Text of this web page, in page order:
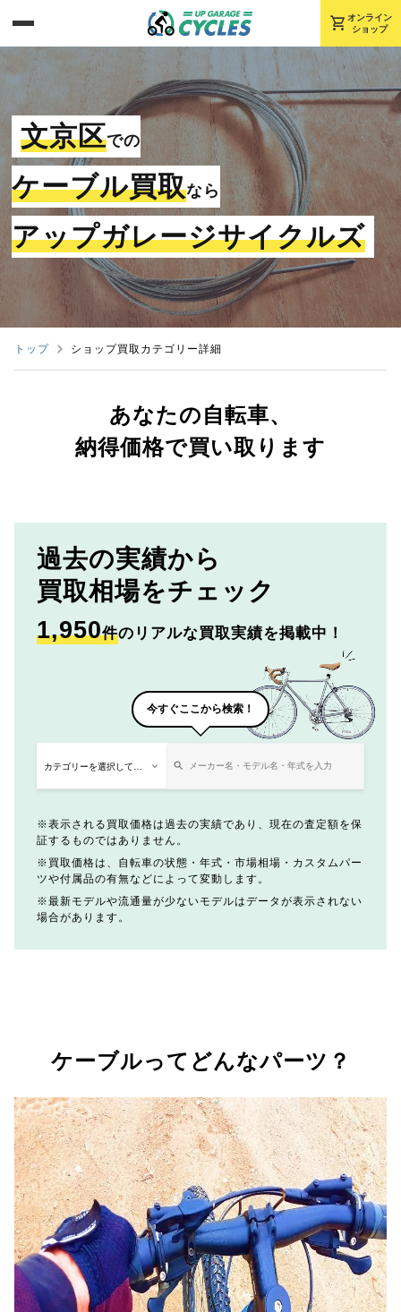
shopping_cart オンライン
ショップ
文京区での
ケーブル買取なら
アップガレージサイクルズ
トップ ショップ買取カテゴリー詳細
あなたの自転車、
納得価格で買い取ります
過去の実績から
買取相場をチェック
1,950件のリアルな買取実績を掲載中！
今すぐここから検索！
表示される買取価格は過去の実績であり、現在の査定額を保
証するものではありません。
買取価格は、自転車の状態・年式・市場相場・カスタムパー
ツや付属品の有無などによって変動します。
最新モデルや流通量が少ないモデルはデータが表示されない
場合があります。
ケーブルってどんなパーツ？